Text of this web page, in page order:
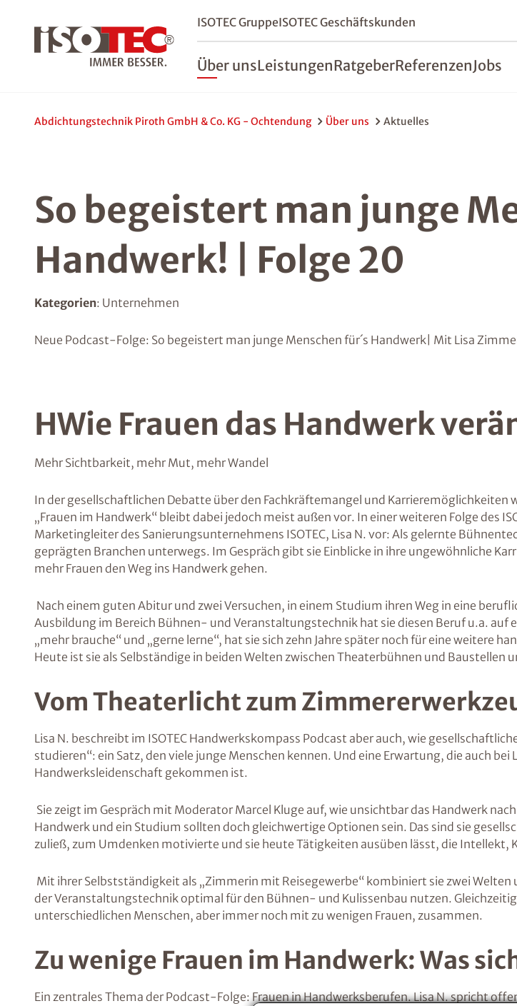
ISOTEC GruppeISOTEC Geschäftskunden
Über unsLeistungenRatgeberReferenzenJobs
Abdichtungstechnik Piroth GmbH & Co. KG - Ochtendung Über uns Aktuelles
So begeistert man junge
Handwerk! | Folge 20
Kategorien: Unternehmen
Neue Podcast-Folge: So begeistert man junge Menschen für´s Handwerk| Mit Lisa
HWie Frauen das Handwerk
Mehr Sichtbarkeit, mehr Mut, mehr Wandel
In der gesellschaftlichen Debatte über den Fachkräftemangel und Karrieremöglichkeiten
„Frauen im Handwerk“ bleibt dabei jedoch meist außen vor. In einer weiteren Folge des
Marketingleiter des Sanierungsunternehmens ISOTEC, Lisa N. vor: Als gelernte
geprägten Branchen unterwegs. Im Gespräch gibt sie Einblicke in ihre ungewöhnliche
mehr Frauen den Weg ins Handwerk gehen.
Nach einem guten Abitur und zwei Versuchen, in einem Studium ihren Weg in eine
Ausbildung im Bereich Bühnen- und Veranstaltungstechnik hat sie diesen Beruf u.a.
„mehr brauche“ und „gerne lerne“, hat sie sich zehn Jahre später noch für eine weitere
Heute ist sie als Selbständige in beiden Welten zwischen Theaterbühnen und Baustellen
Vom Theaterlicht zum
Lisa N. beschreibt im ISOTEC Handwerkskompass Podcast aber auch, wie
studieren“: ein Satz, den viele junge Menschen kennen. Und eine Erwartung, die auch
Handwerksleidenschaft gekommen ist.
Sie zeigt im Gespräch mit Moderator Marcel Kluge auf, wie unsichtbar das Handwerk
Handwerk und ein Studium sollten doch gleichwertige Optionen sein. Das sind sie
zuließ, zum Umdenken motivierte und sie heute Tätigkeiten ausüben lässt, die
Mit ihrer Selbstständigkeit als „Zimmerin mit Reisegewerbe“ kombiniert sie zwei
der Veranstaltungstechnik optimal für den Bühnen- und Kulissenbau nutzen.
unterschiedlichen Menschen, aber immer noch mit zu wenigen Frauen, zusammen.
Zu wenige Frauen im Handwerk: Was
Ein zentrales Thema der Podcast-Folge: Frauen in Handwerksberufen. Lisa N. spricht